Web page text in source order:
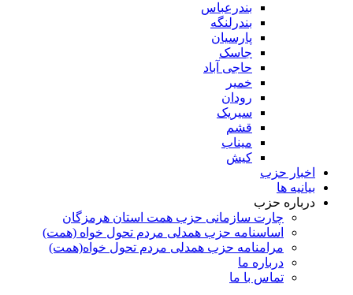
بندرعباس
بندرلنگه
پارسیان
جاسک
حاجی آباد
خمیر
رودان
سیریک
قشم
میناب
کیش
اخبار حزب
بیانیه ها
درباره حزب
چارت سازمانی حزب همت استان هرمزگان
اساسنامه حزب همدلی مردم تحول خواه (همت)
مرامنامه حزب همدلی مردم تحول خواه(همت)
درباره ما
تماس با ما